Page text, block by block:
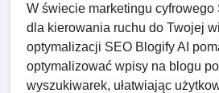
W świecie marketingu cyfrowego
dla kierowania ruchu do Twojej
optymalizacji SEO Blogify AI
optymalizować wpisy na blogu
wyszukiwarek, ułatwiając